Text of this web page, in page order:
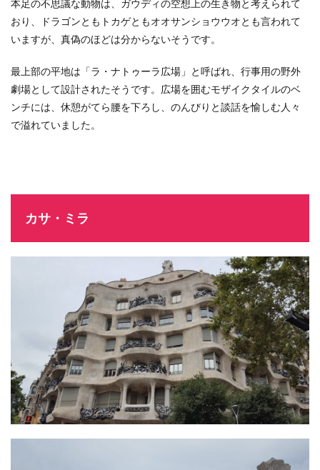
本足の不思議な動物は、ガウディの空想上の生き物と考えられて
おり、ドラゴンともトカゲともオオサンショウウオとも言われて
いますが、真偽のほどは分からないそうです。
最上部の平地は「ラ・ナトゥーラ広場」と呼ばれ、行事用の野外
劇場として設計されたそうです。広場を囲むモザイクタイルのベ
ンチには、休憩がてら腰を下ろし、のんびりと談話を愉しむ人々
で溢れていました。
カサ・ミラ